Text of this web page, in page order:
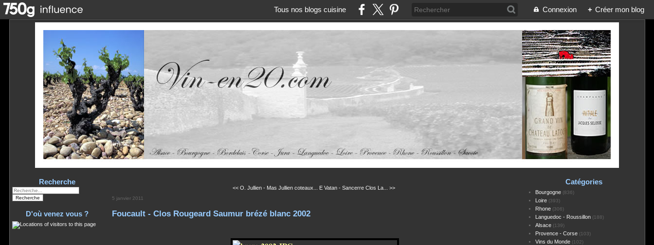
Tous nos blogs cuisine Connexion + Créer mon blog
Recherche
D'où venez vous ?
<< O. Jullien - Mas Jullien coteaux... E Vatan - Sancerre Clos La... >>
5 janvier 2011
Foucault - Clos Rougeard Saumur brézé blanc 2002
Catégories
Bourgogne(836)
Loire(393)
Rhone(306)
Languedoc - Roussillon(188)
Alsace(139)
Provence - Corse(103)
Vins du Monde(102)